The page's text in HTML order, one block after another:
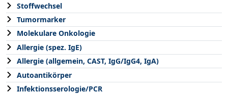
Stoffwechsel
Tumormarker
Molekulare Onkologie
Allergie (spez. IgE)
Allergie (allgemein, CAST, IgG/IgG4, IgA)
Autoantikörper
Infektionsserologie/PCR